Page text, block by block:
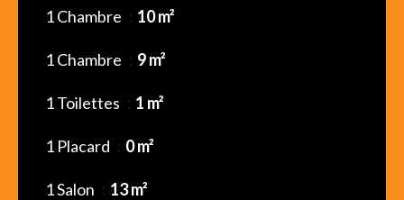
1 Chambre 10 m²
1 Chambre 9 m²
1 Toilettes 1 m²
1 Placard 0 m²
1 Salon 13 m²